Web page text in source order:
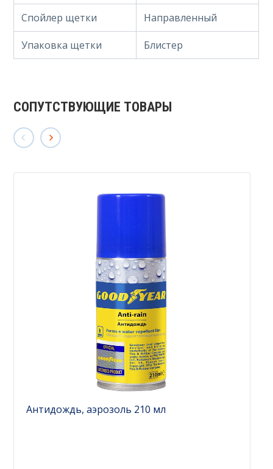
Спойлер щетки Направленный
Упаковка щетки Блистер
СОПУТСТВУЮЩИЕ ТОВАРЫ
Антидождь, аэрозоль 210 мл